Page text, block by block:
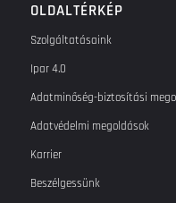
OLDALTÉRKÉP
Szolgáltatásaink
Ipar 4.0
Adatminőség-biztosítási
Adatvédelmi megoldások
Karrier
Beszélgessünk